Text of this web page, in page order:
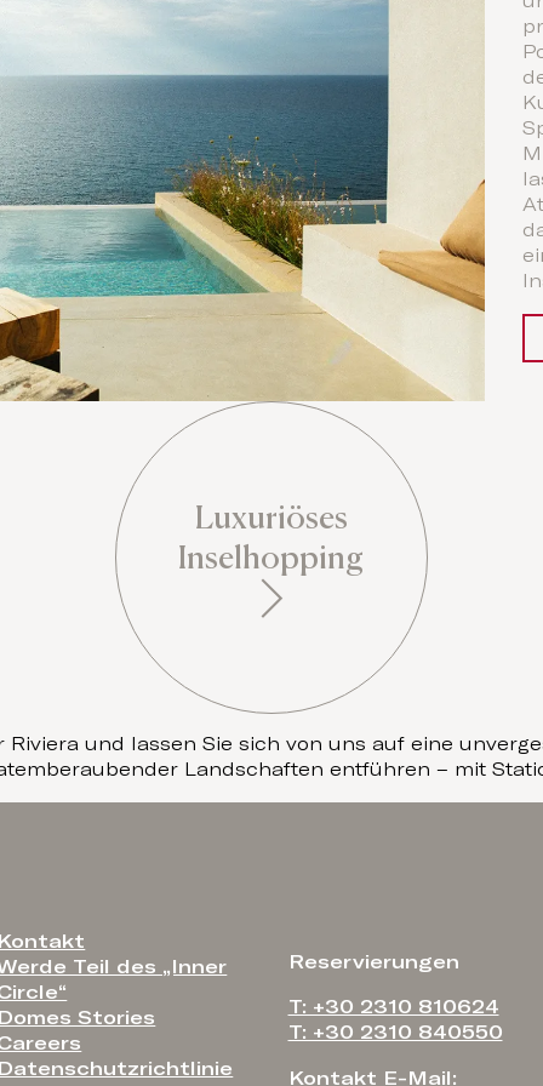
Luxuriöses
Inselhopping
Riviera und lassen Sie sich von uns auf eine
Landschaften entführen – mit
Teil des „Inner
Stories
Reservierungen
T: +30 2310 810624
T: +30 2310 840550
Kontakt E-Mail: